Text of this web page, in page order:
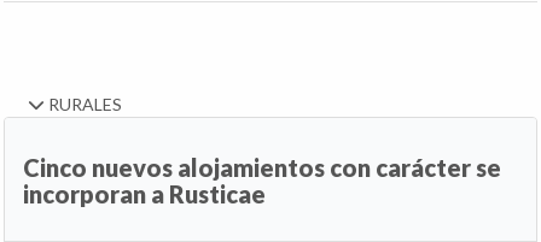
RURALES
Cinco nuevos alojamientos con carácter se
incorporan a Rusticae